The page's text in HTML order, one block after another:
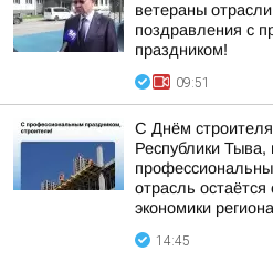
ветераны
поздравления с
праздником!
09:51
С Днём
Республики
отрасль
экономики региона
14:45